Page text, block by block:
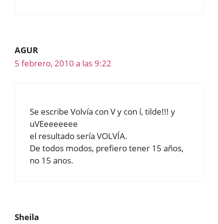
AGUR
5 febrero, 2010 a las 9:22
Se escribe Volvía con V y con í, tilde!!! y
uVEeeeeeee
el resultado sería VOLVÍA.
De todos modos, prefiero tener 15 años,
no 15 anos.
Sheila